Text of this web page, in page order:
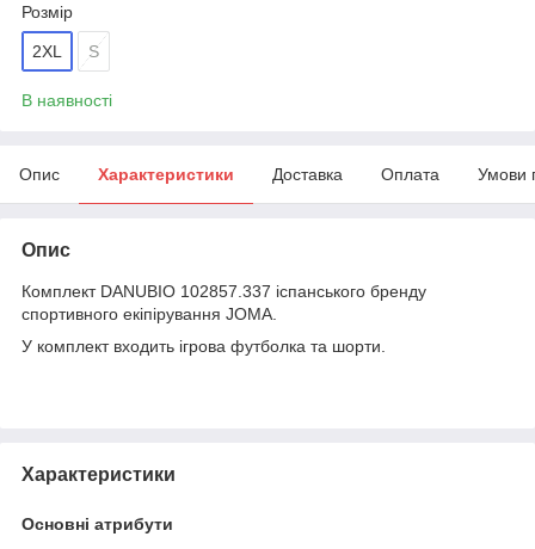
Розмір
2XL S
В наявності
Опис Характеристики Доставка Оплата Умови
Опис
Комплект DANUBIO 102857.337 іспанського бренду
спортивного екіпірування JOMA.
У комплект входить ігрова футболка та шорти.
Характеристики
Основні атрибути